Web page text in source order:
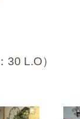
30 L.O）